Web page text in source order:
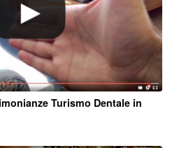
Turismo Dentale in